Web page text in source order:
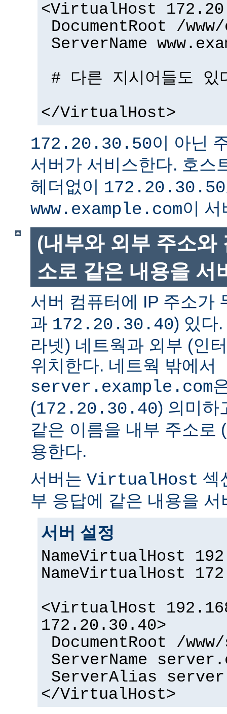
<VirtualHost
DocumentRoot /
ServerName
# 다른 지시어들도
</VirtualHost>
172.20.30.50이 아닌
서버가 서비스한다. 호스
헤더없이 172.20.30.50
www.example.com이 서
(내부와 외부 주소와
소로 같은 내용을 서
서버 컴퓨터에 IP 주소가
과 172.20.30.40) 있다
라넷) 네트웍과 외부 (인
위치한다. 네트웍 밖에서
server.example.com
(172.20.30.40) 의미하
같은 이름을 내부 주소로 (
용한다.
서버는 VirtualHost 섹
부 응답에 같은 내용을
서버 설정
NameVirtualHost
NameVirtualHost
<VirtualHost
172.20.30.40>
DocumentRoot /
ServerName
ServerAlias server
</VirtualHost>